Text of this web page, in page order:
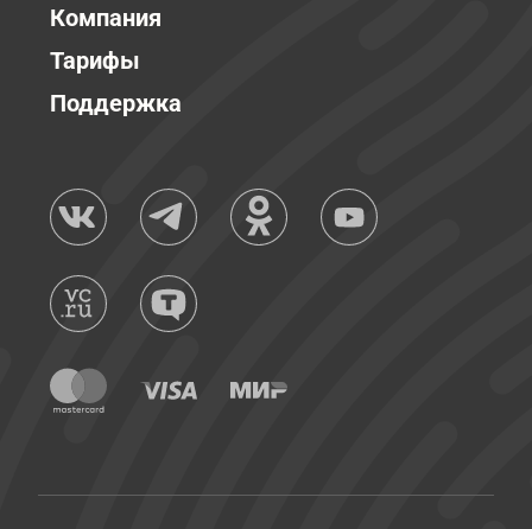
Компания
Тарифы
Поддержка